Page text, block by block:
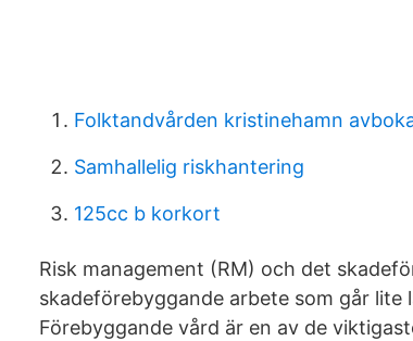
Folktandvården kristinehamn
Samhallelig riskhantering
125cc b korkort
Risk management (RM) och det
skadeförebyggande arbete som går
Förebyggande vård är en av de